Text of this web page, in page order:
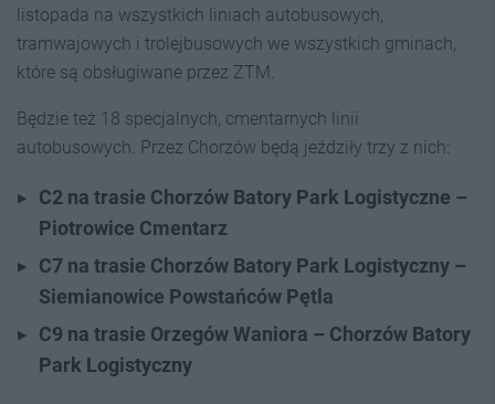
listopada na wszystkich liniach autobusowych,
tramwajowych i trolejbusowych we wszystkich gminach,
które są obsługiwane przez ZTM.
Będzie też 18 specjalnych, cmentarnych linii
autobusowych. Przez Chorzów będą jeździły trzy z nich:
C2 na trasie Chorzów Batory Park Logistyczne –
Piotrowice Cmentarz
C7 na trasie Chorzów Batory Park Logistyczny –
Siemianowice Powstańców Pętla
C9 na trasie Orzegów Waniora – Chorzów Batory
Park Logistyczny